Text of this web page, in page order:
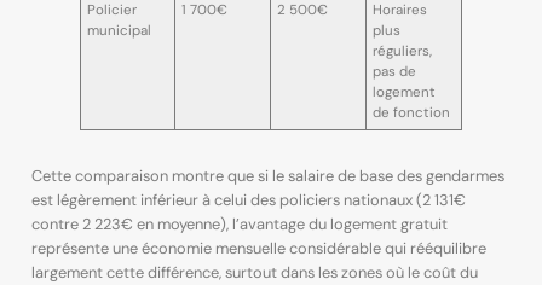
Policier
municipal
1 700€ 2 500€
Horaires
plus
réguliers,
pas de
logement
de fonction
Cette comparaison montre que si le salaire de base des gendarmes
est légèrement inférieur à celui des policiers nationaux (2 131€
contre 2 223€ en moyenne), l’avantage du logement gratuit
représente une économie mensuelle considérable qui rééquilibre
largement cette différence, surtout dans les zones où le coût du